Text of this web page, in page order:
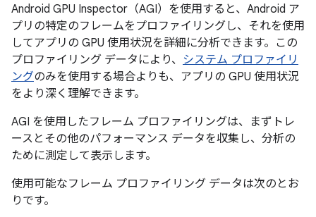
Android GPU Inspector（AGI）を使用すると、Android ア
プリの特定のフレームをプロファイリングし、それを使用
してアプリの GPU 使用状況を詳細に分析できます。この
プロファイリング データにより、 システム プロファイリ
ングのみを使用する場合よりも、アプリの GPU 使用状況
をより深く理解できます。
AGI を使用したフレーム プロファイリングは、まずトレ
ースとその他のパフォーマンス データを収集し、分析の
ために測定して表示します。
使用可能なフレーム プロファイリング データは次のとお
りです。